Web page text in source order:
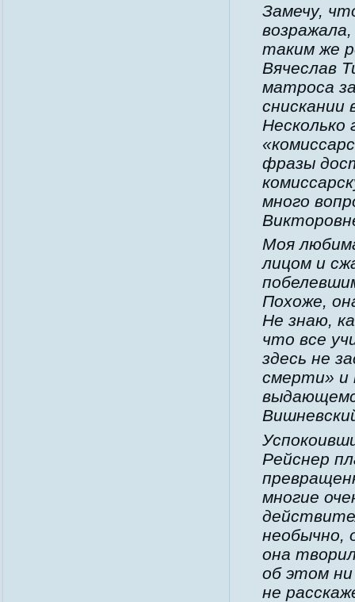
Замечу,
таким же
Вячеслав
матроса
снискании
фразы
много
Моя
лицом и
Похоже,
Не знаю,
что все
здесь не
смерти» и
Рейснер
многие
необычно,
она
об этом
не